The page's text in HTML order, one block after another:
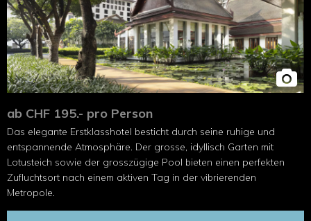
ab CHF 195.- pro Person
Das elegante Erstklasshotel besticht durch seine ruhige und
entspannende Atmosphäre. Der grosse, idyllisch Garten mit
Lotusteich sowie der grosszügige Pool bieten einen perfekten
Zufluchtsort nach einem aktiven Tag in der vibrierenden
Metropole.